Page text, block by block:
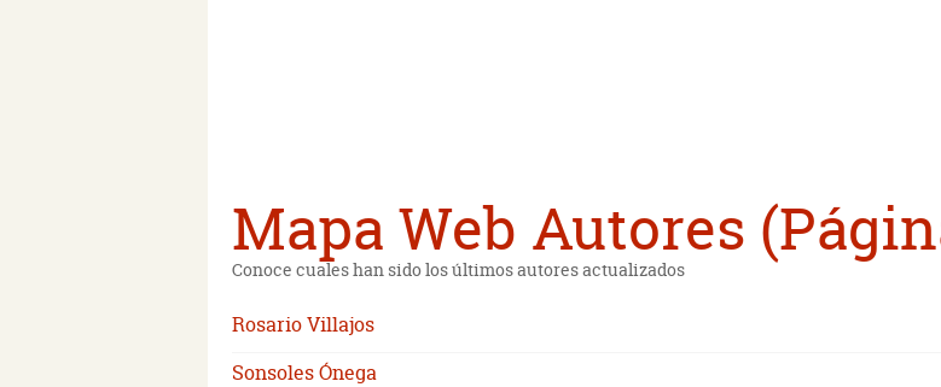
Mapa Web Autores
Conoce cuales han sido los últimos autores actualizados
Rosario Villajos
Sonsoles Ónega